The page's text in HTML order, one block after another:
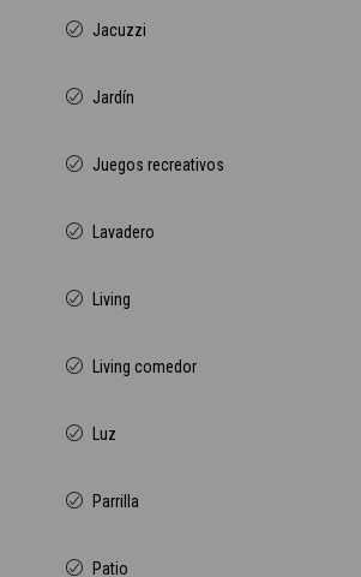
Jacuzzi
Jardín
Juegos recreativos
Lavadero
Living
Living comedor
Luz
Parrilla
Patio